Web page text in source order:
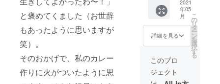
と褒めてくました（お世辞
もあったように思いますが
笑）。
そのおかげで、私のカレー
作りに火がついたように思
レーを
召し上
がって
いただ
き、魅
惑いっ
ぱいの
オリエ
ンタル
な気分
ザイン
が届く
かお楽
しみに
☆）
きま
す。他
に移住
や奄美
大島の
こと、J
のAさん
等につ
いて
ゆっく
り話し
日ガイ
ド券。
移住12
年目の
視点か
ら、奄
美の絶
景ス
ポット
や、グ
ルメス
2021
年05
月
詳細を見る
こ
の
リ
タ
ー
ン
を
選
択
す
る
このプロ
ジェクト